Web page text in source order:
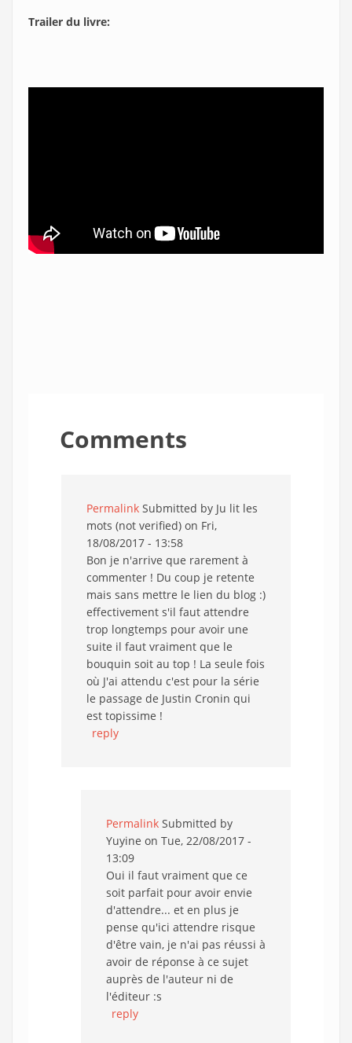
Trailer du livre:
Comments
Permalink Submitted by Ju lit les
mots (not verified) on Fri,
18/08/2017 - 13:58
Bon je n'arrive que rarement à
commenter ! Du coup je retente
mais sans mettre le lien du blog :)
effectivement s'il faut attendre
trop longtemps pour avoir une
suite il faut vraiment que le
bouquin soit au top ! La seule fois
où J'ai attendu c'est pour la série
le passage de Justin Cronin qui
est topissime !
reply
Permalink Submitted by
Yuyine on Tue, 22/08/2017 -
13:09
Oui il faut vraiment que ce
soit parfait pour avoir envie
d'attendre... et en plus je
pense qu'ici attendre risque
d'être vain, je n'ai pas réussi à
avoir de réponse à ce sujet
auprès de l'auteur ni de
l'éditeur :s
reply